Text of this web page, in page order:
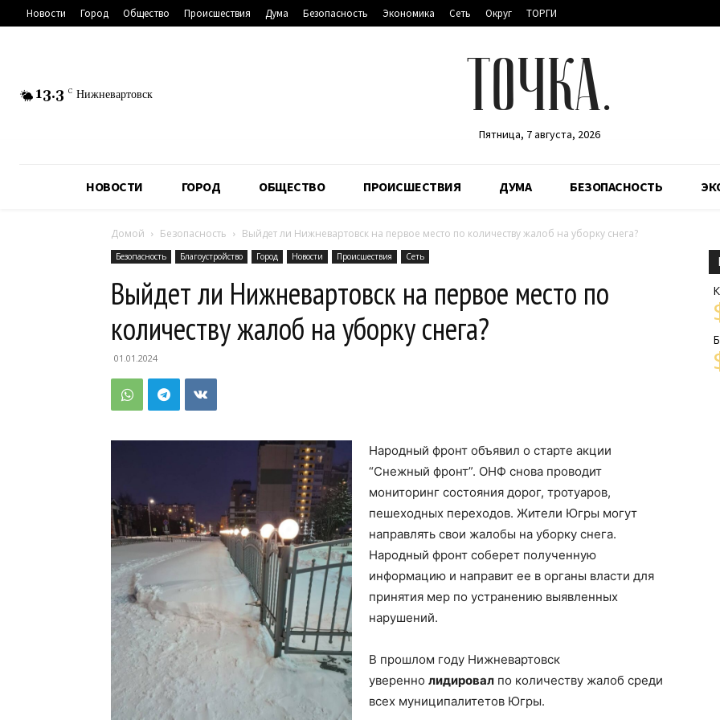
Новости Город Общество Происшествия Дума Безопасность Экономика Сеть Округ ТОРГИ
13.3 C Нижневартовск ТОЧКА.
Пятница, 7 августа, 2026
НОВОСТИ ГОРОД ОБЩЕСТВО ПРОИСШЕСТВИЯ ДУМА БЕЗОПАСНОСТЬ
Домой Безопасность Выйдет ли Нижневартовск на первое место по количеству жалоб на уборку снега?
Безопасность Благоустройство Город Новости Происшествия Сеть
Выйдет ли Нижневартовск на первое место по
количеству жалоб на уборку снега?
01.01.2024
Народный фронт объявил о старте акции
“Снежный фронт”. ОНФ снова проводит
мониторинг состояния дорог, тротуаров,
пешеходных переходов. Жители Югры могут
направлять свои жалобы на уборку снега.
Народный фронт соберет полученную
информацию и направит ее в органы власти для
принятия мер по устранению выявленных
нарушений.
В прошлом году Нижневартовск
уверенно лидировал по количеству жалоб среди
всех муниципалитетов Югры.